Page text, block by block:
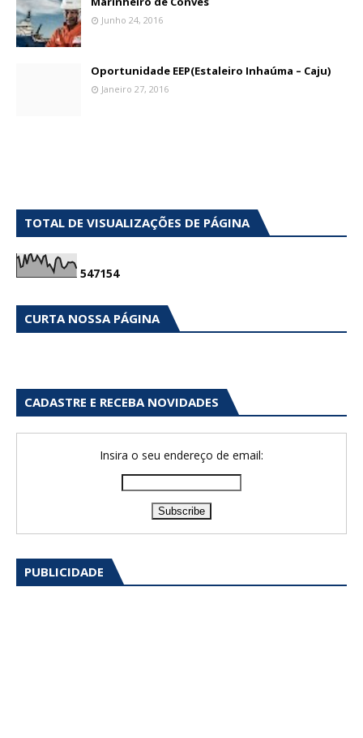
Junho 24, 2016
Oportunidade EEP(Estaleiro Inhaúma – Caju)
Janeiro 27, 2016
TOTAL DE VISUALIZAÇÕES DE PÁGINA
547154
CURTA NOSSA PÁGINA
CADASTRE E RECEBA NOVIDADES
Insira o seu endereço de email:
PUBLICIDADE